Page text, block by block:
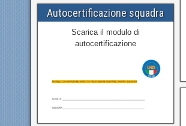
Autocertificazione squadra
Scarica il modulo di
autocertificazione